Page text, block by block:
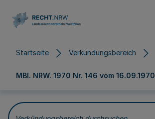
Startseite Verkündungsbereich
MBl. NRW. 1970 Nr. 146 vom 16.09.1970